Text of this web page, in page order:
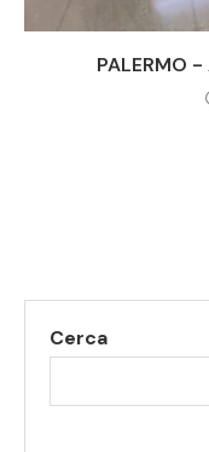
PALERMO -
Cerca